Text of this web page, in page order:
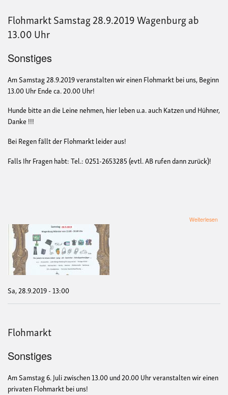
Flohmarkt Samstag 28.9.2019 Wagenburg ab
13.00 Uhr
Sonstiges
Am Samstag 28.9.2019 veranstalten wir einen Flohmarkt bei uns, Beginn
13.00 Uhr Ende ca. 20.00 Uhr!
Hunde bitte an die Leine nehmen, hier leben u.a. auch Katzen und Hühner,
Danke !!!
Bei Regen fällt der Flohmarkt leider aus!
Falls Ihr Fragen habt: Tel.: 0251-2653285 (evtl. AB rufen dann zurück)!
Weiterlesen
Sa, 28.9.2019 - 13:00
Flohmarkt
Sonstiges
Am Samstag 6. Juli zwischen 13.00 und 20.00 Uhr veranstalten wir einen
privaten Flohmarkt bei uns!